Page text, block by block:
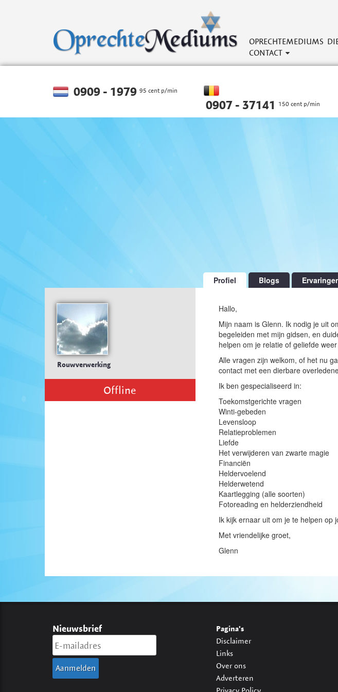
OPRECHTEMEDIUMS
CONTACT
0909 - 1979 95 cent p/min
0907 - 37141 150 cent p/min
Rouwverwerking
Offline
Profiel Blogs
Hallo,
Mijn naam is Glenn. Ik nodig je uit
begeleiden met mijn gidsen, en
helpen om je relatie of geliefde
Alle vragen zijn welkom, of het nu
contact met een dierbare
Ik ben gespecialiseerd in:
Toekomstgerichte vragen
Winti-gebeden
Levensloop
Relatieproblemen
Liefde
Het verwijderen van zwarte magie
Financiën
Heldervoelend
Helderwetend
Kaartlegging (alle soorten)
Fotoreading en helderziendheid
Ik kijk ernaar uit om je te helpen op
Met vriendelijke groet,
Glenn
Nieuwsbrief
Pagina's
Disclaimer
Links
Over ons
Adverteren